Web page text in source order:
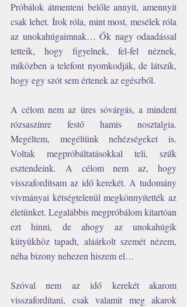
Próbálok átmenteni belőle annyit, amennyit
csak lehet. Írok róla, mint most, mesélek róla
az unokahúgaimnak… Ők nagy odaadással
tetteik, hogy figyelnek, fel-fel néznek,
miközben a telefont nyomkodják, de látszik,
hogy egy szót sem értenek az egészből.
A célom nem az üres sóvárgás, a mindent
rózsaszínre festő hamis nosztalgia.
Megéltem, megéltünk nehézségeket is.
Voltak megpróbáltatásokkal teli, szűk
esztendeink. A célom nem az, hogy
visszafordítsam az idő kerekét. A tudomány
vívmányai kétségtelenül megkönnyítették az
életünket. Legalábbis megpróbálom kitartóan
ezt hinni, de ahogy az unokahúgik
kütyükhöz tapadt, aláárkolt szemét nézem,
néha bizony nehezen hiszem el…
Szóval nem az idő kerekét akarom
visszafordítani, csak valamit meg akarok